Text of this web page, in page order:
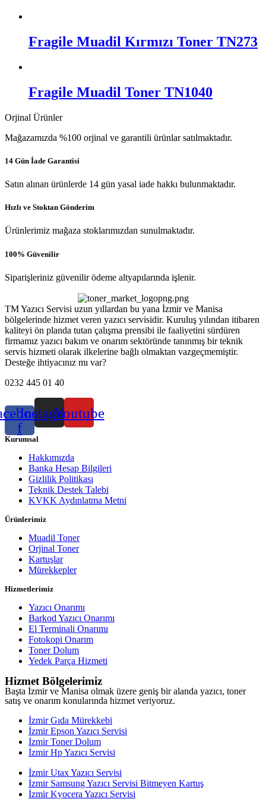
Fragile Muadil Kırmızı Toner TN273
Fragile Muadil Toner TN1040
Orjinal Ürünler
Mağazamızda %100 orjinal ve garantili ürünlar satılmaktadır.
14 Gün İade Garantisi
Satın alınan ürünlerde 14 gün yasal iade hakkı bulunmaktadır.
Hızlı ve Stoktan Gönderim
Ürünlerimiz mağaza stoklarımızdan sunulmaktadır.
100% Güvenilir
Siparişleriniz güvenilir ödeme altyapılarında işlenir.
TM Yazıcı Servisi uzun yıllardan bu yana İzmir ve Manisa
bölgelerinde hizmet veren yazıcı servisidir. Kuruluş yılından itibaren
kaliteyi ön planda tutan çalışma prensibi ile faaliyetini sürdüren
firmamız yazıcı bakım ve onarım sektöründe tanınmış bir teknik
servis hizmeti olarak ilkelerine bağlı olmaktan vazgeçmemiştir.
Desteğe ihtiyacınız mı var?
0232 445 01 40
f
InstagramYoutube
Kurumsal
Hakkımızda
Banka Hesap Bilgileri
Gizlilik Politikası
Teknik Destek Talebi
KVKK Aydınlatma Metni
Ürünlerimiz
Muadil Toner
Orjinal Toner
Kartuşlar
Mürekkepler
Hizmetlerimiz
Yazıcı Onarımı
Barkod Yazıcı Onarımı
El Terminali Onarımı
Fotokopi Onarım
Toner Dolum
Yedek Parça Hizmeti
Hizmet Bölgelerimiz
Başta İzmir ve Manisa olmak üzere geniş bir alanda yazıcı, toner
satış ve onarım konularında hizmet veriyoruz.
İzmir Gıda Mürekkebi
İzmir Epson Yazıcı Servisi
İzmir Toner Dolum
İzmir Hp Yazıcı Servisi
İzmir Utax Yazıcı Servisi
İzmir Samsung Yazıcı Servisi Bitmeyen Kartuş
İzmir Kyocera Yazıcı Servisi